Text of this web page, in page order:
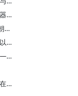
庄帆：中外互动与内在渊源：罗振玉古器物学的本意与特质
彭玉平：“王国维哀挽录”何以成为逊清朝廷的政治斗争实录？
彭玉平：民国政治与学术关系考论——以罗振玉为中心兼及其与王国维之关系
丁小明：罗振玉与1920年“京旗赈灾”——兼论清遗民、旗族及民初社会
铁风：中国现代史学大厦的卓绝奠基（在东西洋留学学人归国之前）